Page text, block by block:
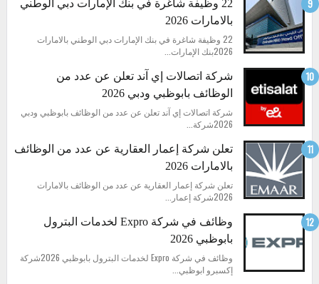
22 وظيفة شاغرة في بنك الإمارات دبي الوطني
بالامارات 2026
22 وظيفة شاغرة في بنك الإمارات دبي الوطني بالامارات
2026بنك الإمارات...
شركة اتصالات إي آند تعلن عن عدد من
الوظائف بابوظبي ودبي 2026
شركة اتصالات إي آند تعلن عن عدد من الوظائف بابوظبي ودبي
2026شركة...
تعلن شركة إعمار العقارية عن عدد من الوظائف
بالامارات 2026
تعلن شركة إعمار العقارية عن عدد من الوظائف بالامارات
2026شركة إعمار...
وظائف في شركة Expro لخدمات البترول
بابوظبي 2026
وظائف في شركة Expro لخدمات البترول بابوظبي 2026شركة
إكسبرو ابوظبي...